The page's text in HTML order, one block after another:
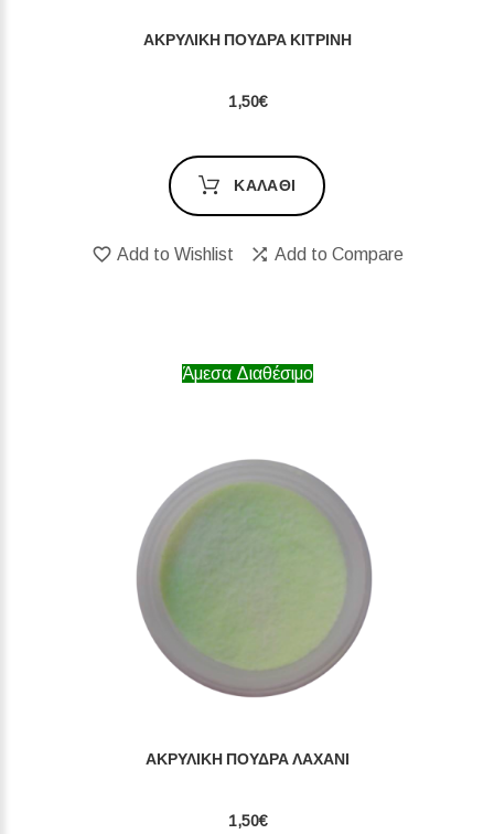
ΑΚΡΥΛΙΚΉ ΠΟΎΔΡΑ ΚΊΤΡΙΝΗ
1,50€
ΚΑΛΆΘΙ
Add to Wishlist Add to Compare
Άμεσα Διαθέσιμο
ΑΚΡΥΛΙΚΉ ΠΟΎΔΡΑ ΛΑΧΑΝΊ
1,50€